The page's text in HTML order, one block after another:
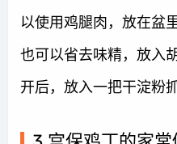
以使用鸡腿肉，放在盆
也可以省去味精，放入
开后，放入一把干淀粉抓